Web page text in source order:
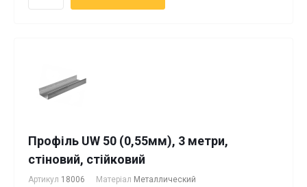
Профіль UW 50 (0,55мм), 3 метри,
стіновий, стійковий
Артикул 18006 Матеріал Металлический